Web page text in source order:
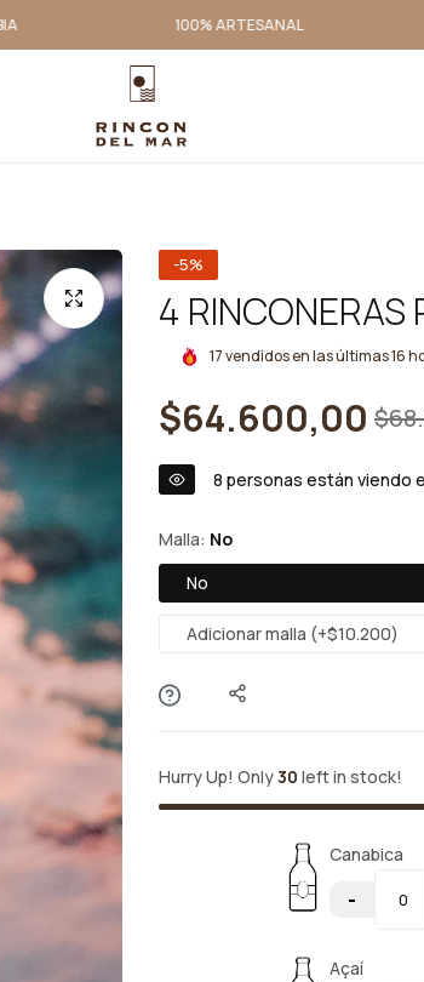
100% ARTESANAL
-5%
4 RINCONERAS
17vendidos en las últimas16
$64.600,00
8 personas están viendo
Malla: No
No
Adicionar malla (+$10.200)
Hurry Up! Only30 left in stock!
Canabica
-
Açaí